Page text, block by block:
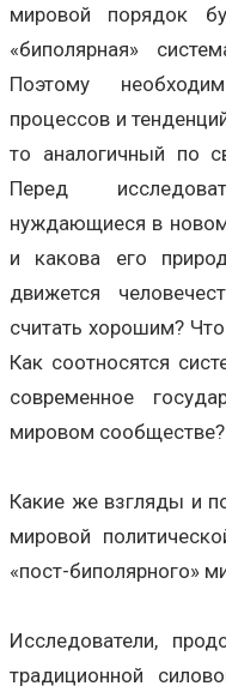
мировой порядок
«биполярная»
Поэтому
процессов и
то аналогичный по
Перед
нуждающиеся в
и какова его
движется
считать хорошим?
Как соотносятся
современное
мировом сообществе?
Какие же взгляды и
мировой
«пост-биполярного»
Исследователи,
традиционной